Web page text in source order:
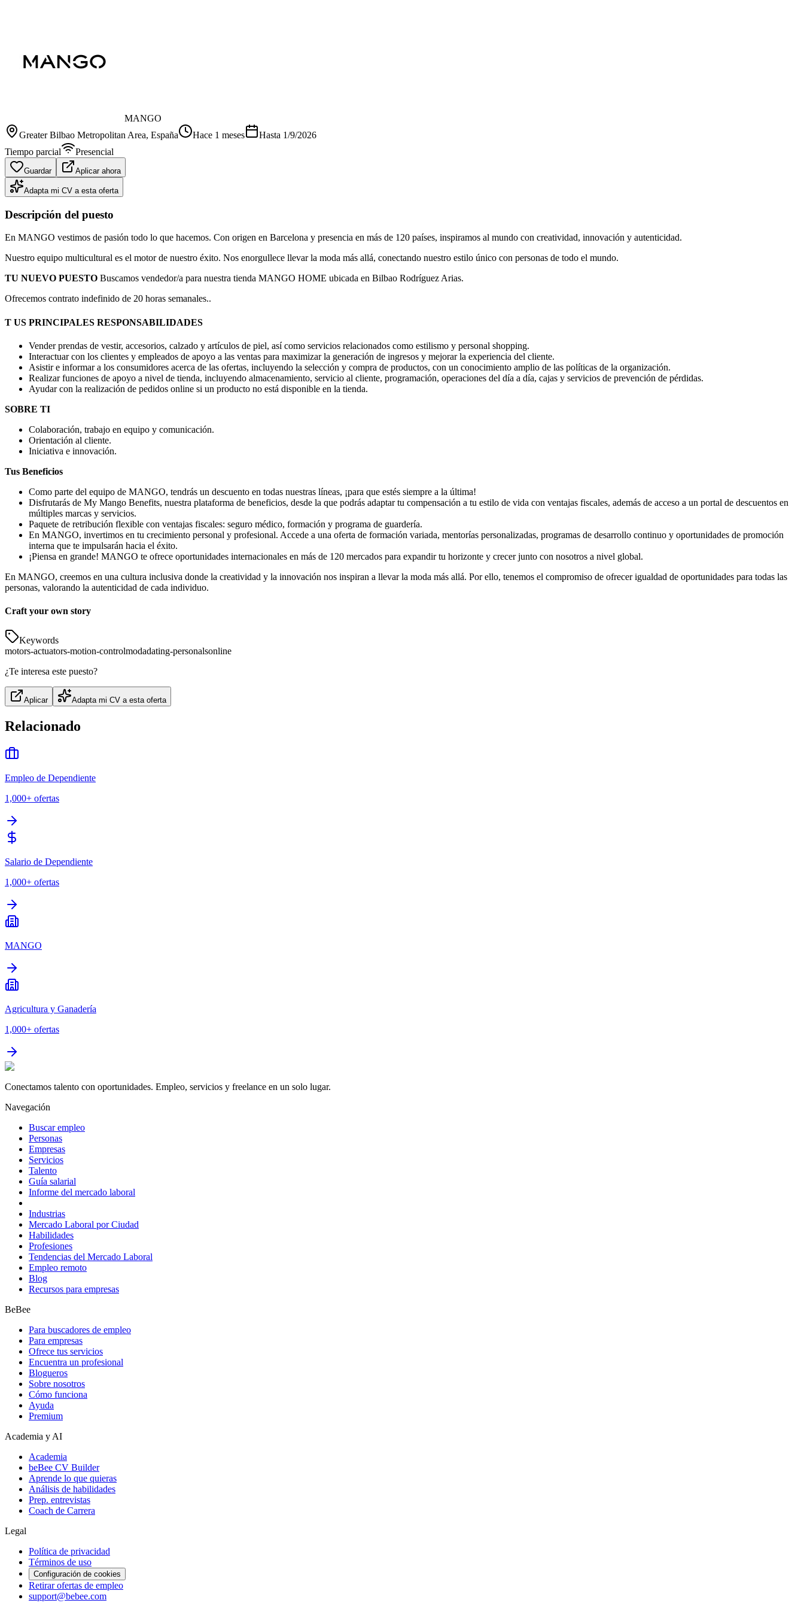
MANGO
Greater Bilbao Metropolitan Area, España Hace 1 meses Hasta 1/9/2026
Tiempo parcial
Presencial
Guardar Aplicar ahora
Adapta mi CV a esta oferta
Descripción del puesto
En MANGO vestimos de pasión todo lo que hacemos. Con origen en Barcelona y presencia en más de 120 países, inspiramos al mundo con creatividad, innovación y autenticidad.
Nuestro equipo multicultural es el motor de nuestro éxito. Nos enorgullece llevar la moda más allá, conectando nuestro estilo único con personas de todo el mundo.
TU NUEVO PUESTO Buscamos vendedor/a para nuestra tienda MANGO HOME ubicada en Bilbao Rodríguez Arias.
Ofrecemos contrato indefinido de 20 horas semanales..
T US PRINCIPALES RESPONSABILIDADES
Vender prendas de vestir, accesorios, calzado y artículos de piel, así como servicios relacionados como estilismo y personal shopping.
Interactuar con los clientes y empleados de apoyo a las ventas para maximizar la generación de ingresos y mejorar la experiencia del cliente.
Asistir e informar a los consumidores acerca de las ofertas, incluyendo la selección y compra de productos, con un conocimiento amplio de las políticas de la organización.
Realizar funciones de apoyo a nivel de tienda, incluyendo almacenamiento, servicio al cliente, programación, operaciones del día a día, cajas y servicios de prevención de pérdidas.
Ayudar con la realización de pedidos online si un producto no está disponible en la tienda.
SOBRE TI
Colaboración, trabajo en equipo y comunicación.
Orientación al cliente.
Iniciativa e innovación.
Tus Beneficios
Como parte del equipo de MANGO, tendrás un descuento en todas nuestras líneas, ¡para que estés siempre a la última!
Disfrutarás de My Mango Benefits, nuestra plataforma de beneficios, desde la que podrás adaptar tu compensación a tu estilo de vida con ventajas fiscales, además de acceso a un portal de descuentos en
múltiples marcas y servicios.
Paquete de retribución flexible con ventajas fiscales: seguro médico, formación y programa de guardería.
En MANGO, invertimos en tu crecimiento personal y profesional. Accede a una oferta de formación variada, mentorías personalizadas, programas de desarrollo continuo y oportunidades de promoción
interna que te impulsarán hacia el éxito.
¡Piensa en grande! MANGO te ofrece oportunidades internacionales en más de 120 mercados para expandir tu horizonte y crecer junto con nosotros a nivel global.
En MANGO, creemos en una cultura inclusiva donde la creatividad y la innovación nos inspiran a llevar la moda más allá. Por ello, tenemos el compromiso de ofrecer igualdad de oportunidades para todas las
personas, valorando la autenticidad de cada individuo.
Craft your own story
Keywords
motors-actuators-motion-controlmodadating-personalsonline
¿Te interesa este puesto?
Aplicar Adapta mi CV a esta oferta
Relacionado
Empleo de Dependiente
1,000+ ofertas
Salario de Dependiente
1,000+ ofertas
MANGO
Agricultura y Ganadería
1,000+ ofertas
Conectamos talento con oportunidades. Empleo, servicios y freelance en un solo lugar.
Navegación
Buscar empleo
Personas
Empresas
Servicios
Talento
Guía salarial
Informe del mercado laboral
Industrias
Mercado Laboral por Ciudad
Habilidades
Profesiones
Tendencias del Mercado Laboral
Empleo remoto
Blog
Recursos para empresas
BeBee
Para buscadores de empleo
Para empresas
Ofrece tus servicios
Encuentra un profesional
Blogueros
Sobre nosotros
Cómo funciona
Ayuda
Premium
Academia y AI
Academia
beBee CV Builder
Aprende lo que quieras
Análisis de habilidades
Prep. entrevistas
Coach de Carrera
Legal
Política de privacidad
Términos de uso
Configuración de cookies
Retirar ofertas de empleo
support@bebee.com